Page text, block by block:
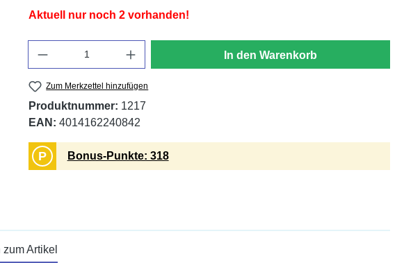
Aktuell nur noch 2 vorhanden!
In den Warenkorb
Zum Merkzettel hinzufügen
Produktnummer: 1217
EAN: 4014162240842
P Bonus-Punkte: 318
zum Artikel